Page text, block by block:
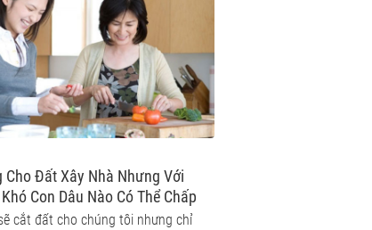
Cho Đất Xây Nhà Nhưng Với
Con Dâu Nào Có Thể Chấp
cắt đất cho chúng tôi nhưng chỉ